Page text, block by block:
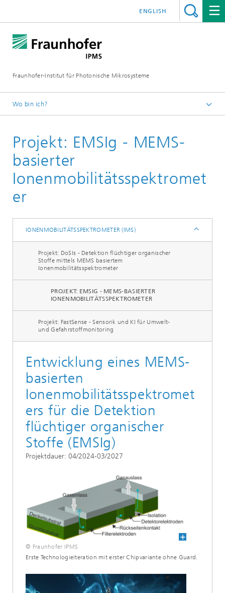
Fraunhofer-Institut für Photonische Mikrosysteme
ENGLISH
Wo bin ich?
Komponenten und Systeme
Sensoren
Ionenmobilitätsspektrometer (IMS)
Projekt: EMSIg - MEMS-
basierter
Ionenmobilitätsspektromet
er
IONENMOBILITÄTSSPEKTROMETER (IMS)
Projekt: DoSIs - Detektion flüchtiger organischer
Stoffe mittels MEMS basiertem
Ionenmobilitätsspektrometer
PROJEKT: EMSIG - MEMS-BASIERTER
IONENMOBILITÄTSSPEKTROMETER
Projekt: FastSense - Sensorik und KI für Umwelt-
und Gefahrstoffmonitoring
Entwicklung eines MEMS-
basierten
Ionenmobilitätsspektromet
ers für die Detektion
flüchtiger organischer
Stoffe (EMSIg)
Projektdauer: 04/2024-03/2027
© Fraunhofer IPMS
Erste Technologieiteration mit erster Chipvariante ohne Guard.